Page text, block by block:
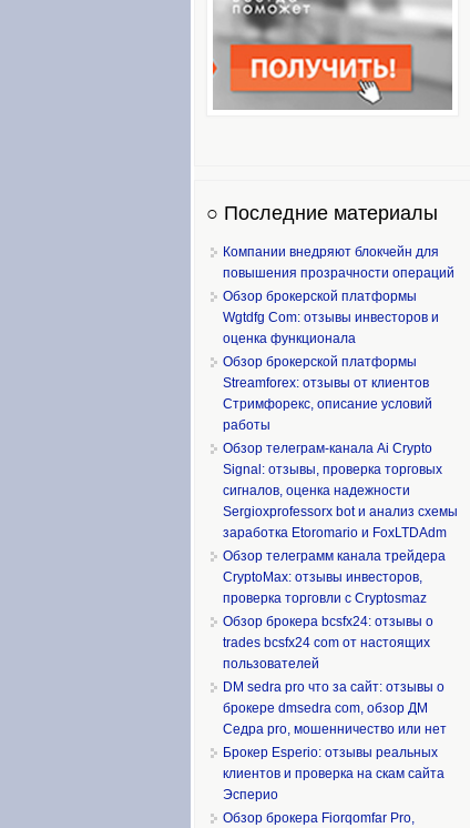
○ Последние материалы
Компании внедряют блокчейн для
повышения прозрачности операций
Обзор брокерской платформы
Wgtdfg Com: отзывы инвесторов и
оценка функционала
Обзор брокерской платформы
Streamforex: отзывы от клиентов
Стримфорекс, описание условий
работы
Обзор телеграм-канала Ai Crypto
Signal: отзывы, проверка торговых
сигналов, оценка надежности
Sergioxprofessorx bot и анализ схемы
заработка Etoromario и FoxLTDAdm
Обзор телеграмм канала трейдера
CryptoMax: отзывы инвесторов,
проверка торговли с Cryptosmaz
Обзор брокера bcsfx24: отзывы о
trades bcsfx24 com от настоящих
пользователей
DM sedra pro что за сайт: отзывы о
брокере dmsedra com, обзор ДМ
Седра pro, мошенничество или нет
Брокер Esperio: отзывы реальных
клиентов и проверка на скам сайта
Эсперио
Обзор брокера Fiorqomfar Pro,